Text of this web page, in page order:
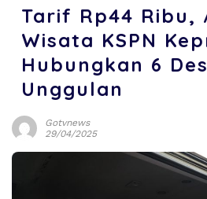
Tarif Rp44 Ribu,
Wisata KSPN
Hubungkan 6
Unggulan
Gotvnews
29/04/2025